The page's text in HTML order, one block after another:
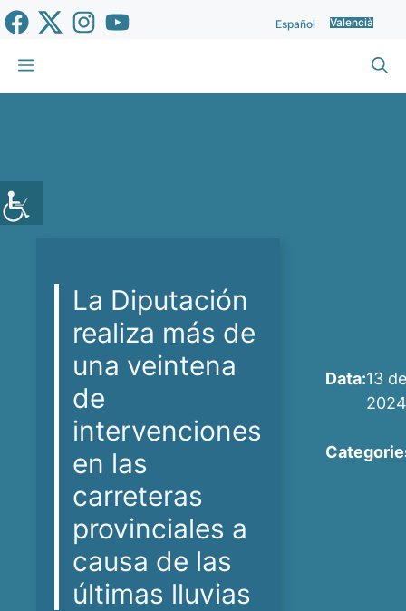
Vés
al
contingut
Español Valencià
Menu
La Diputación
realiza más de
una veintena
de
intervenciones
en las
carreteras
provinciales a
causa de las
últimas lluvias
Data:13
2024